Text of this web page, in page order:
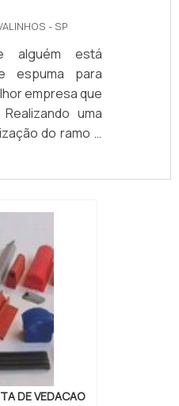
- SP
alguém está
espuma para
empresa que
uma
do ramo e
de
SOBRE
para vedação
consegue
Vedação. É
fabri...
DE VEDACAO